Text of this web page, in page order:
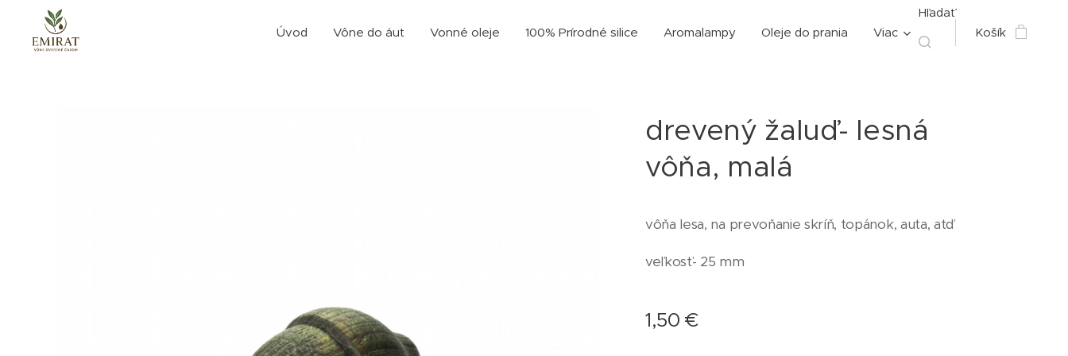
Úvod Vône do áut Vonné oleje 100% Prírodné silice Aromalampy Oleje do prania Viac
Hľadať
Košík
drevený žaluď- lesná
vôňa, malá
vôňa lesa, na prevoňanie skríň, topánok, auta, atď
veľkosť- 25 mm
1,50 €